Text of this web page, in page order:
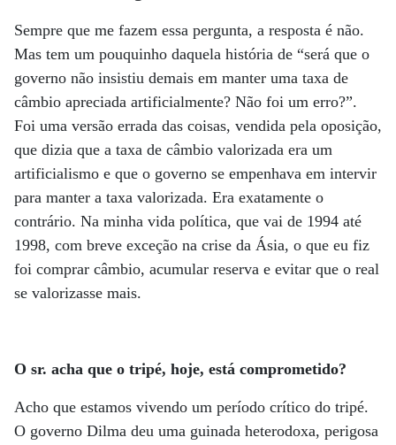
Sempre que me fazem essa pergunta, a resposta é não.
Mas tem um pouquinho daquela história de “será que o
governo não insistiu demais em manter uma taxa de
câmbio apreciada artificialmente? Não foi um erro?”.
Foi uma versão errada das coisas, vendida pela oposição,
que dizia que a taxa de câmbio valorizada era um
artificialismo e que o governo se empenhava em intervir
para manter a taxa valorizada. Era exatamente o
contrário. Na minha vida política, que vai de 1994 até
1998, com breve exceção na crise da Ásia, o que eu fiz
foi comprar câmbio, acumular reserva e evitar que o real
se valorizasse mais.
O sr. acha que o tripé, hoje, está comprometido?
Acho que estamos vivendo um período crítico do tripé.
O governo Dilma deu uma guinada heterodoxa, perigosa